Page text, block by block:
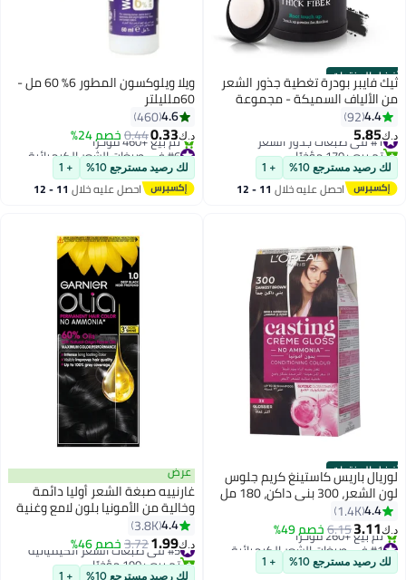
أفضل المنتجات
ثيك فايبر بودرة تغطية جذور الشعر
من الألياف السميكة - مجموعة
إخفاء تساقط الشعر المقاومة للماء
والعرق للنساء ذوات الشعر الخفيف،
تتضمن فرشاة (أسود)
4.4
92
د.ك‏5.85
#1 في صبغات جذور الشعر
تم بيع +170 مؤخرًا
#1 في صبغات جذور الشعر
لك رصيد مسترجع 10% + 1
احصل عليه خلال 11 - 12
ويلا ويلوكسون المطور 6% 60 مل -
60ملليلتر
4.6
460
د.ك‏0.33
0.44خصم 24%
#6 في صبغات الشعر الكيميائية
باقي 1 وحدات في المخزون
تم بيع +460 مؤخرًا
#6 في صبغات الشعر الكيميائية
لك رصيد مسترجع 10% + 1
احصل عليه خلال 11 - 12
أفضل المنتجات
لوريال باريس كاستينغ كريم جلوس
لون الشعر، 300 بني داكن، 180 مل
300 بني داكن 180ملليلتر4.4
1.4K
د.ك‏3.11
6.15خصم 49%
#1 في صبغات الشعر الكيميائية
أقل سعر في 7 يوم
تم بيع +260 مؤخرًا
لك رصيد مسترجع 10% + 1
عرض
غارنييه صبغة الشعر أوليا دائمة
وخالية من الأمونيا بلون لامع وغنية
بالزيت للون شعر دائم 1.0 أسود
غامق
4.4
3.8K
د.ك‏1.99
3.72خصم 46% #5 في صبغات الشعر الكيميائية
تم بيع +190 مؤخرًا
#5 في صبغات الشعر الكيميائية
لك رصيد مسترجع 10% + 1